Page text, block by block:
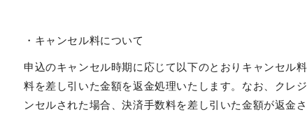
・キャンセル料について
申込のキャンセル時期に応じて以下のとおりキャンセル
料を差し引いた金額を返金処理いたします。なお、クレ
ンセルされた場合、決済手数料を差し引いた金額が返金さ